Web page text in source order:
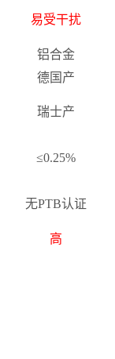
易受干扰
铝合金
德国产
瑞士产
≤0.25%
无PTB认证
高